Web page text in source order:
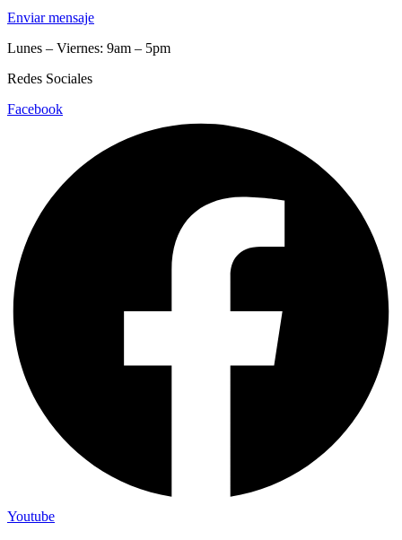
Enviar mensaje
Lunes – Viernes: 9am – 5pm
Redes Sociales
Facebook
Youtube